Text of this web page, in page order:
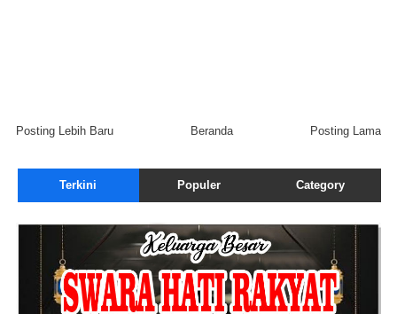
Posting Lebih Baru Posting Lama
Beranda
Terkini Populer Category